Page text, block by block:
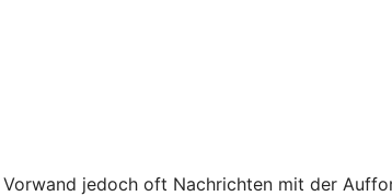
jedoch oft Nachrichten mit der